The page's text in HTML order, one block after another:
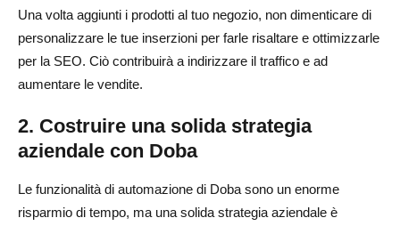
Una volta aggiunti i prodotti al tuo negozio, non dimenticare di
personalizzare le tue inserzioni per farle risaltare e ottimizzarle
per la SEO. Ciò contribuirà a indirizzare il traffico e ad
aumentare le vendite.
2. Costruire una solida strategia
aziendale con Doba
Le funzionalità di automazione di Doba sono un enorme
risparmio di tempo, ma una solida strategia aziendale è